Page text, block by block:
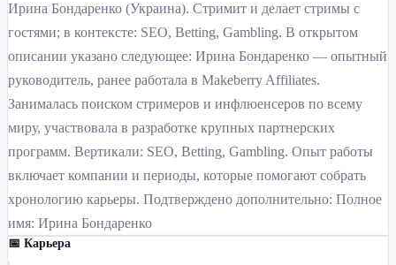
Ирина Бондаренко (Украина). Стримит и делает стримы с
гостями; в контексте: SEO, Betting, Gambling. В открытом
описании указано следующее: Ирина Бондаренко — опытный
руководитель, ранее работала в Makeberry Affiliates.
Занималась поиском стримеров и инфлюенсеров по всему
миру, участвовала в разработке крупных партнерских
программ. Вертикали: SEO, Betting, Gambling. Опыт работы
включает компании и периоды, которые помогают собрать
хронологию карьеры. Подтверждено дополнительно: Полное
имя: Ирина Бондаренко
📅 Карьера